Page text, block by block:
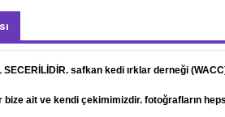
SECERİLİDİR. safkan kedi ırklar derneği
bize ait ve kendi çekimimizdir. fotoğrafların